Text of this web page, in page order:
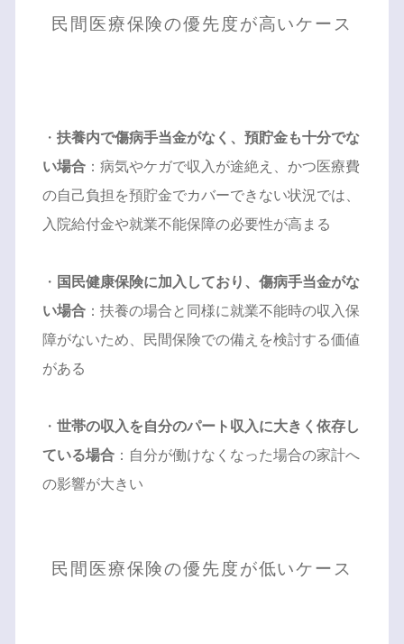
民間医療保険の優先度が高いケース
・ 扶養内で傷病手当金がなく、預貯金も十分でな
い場合：病気やケガで収入が途絶え、かつ医療費
の自己負担を預貯金でカバーできない状況では、
入院給付金や就業不能保障の必要性が高まる
・ 国民健康保険に加入しており、傷病手当金がな
い場合：扶養の場合と同様に就業不能時の収入保
障がないため、民間保険での備えを検討する価値
がある
・ 世帯の収入を自分のパート収入に大きく依存し
ている場合：自分が働けなくなった場合の家計へ
の影響が大きい
民間医療保険の優先度が低いケース